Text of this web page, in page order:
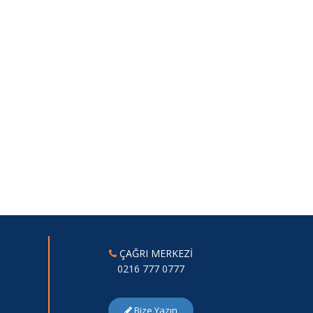
ÇAĞRI MERKEZİ
0216 777 0777
Bize Yazın